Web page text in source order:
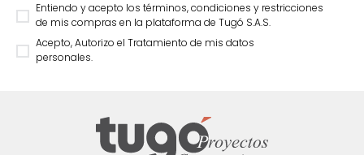
Entiendo y acepto los términos, condiciones y restricciones
de mis compras en la plataforma de Tugó S.A.S.
Acepto, Autorizo el Tratamiento de mis datos
personales.